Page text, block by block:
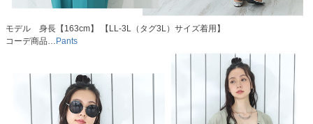
モデル 身長【163cm】 【LL-3L（タグ3L）サイズ着用】
コーデ商品… Pants